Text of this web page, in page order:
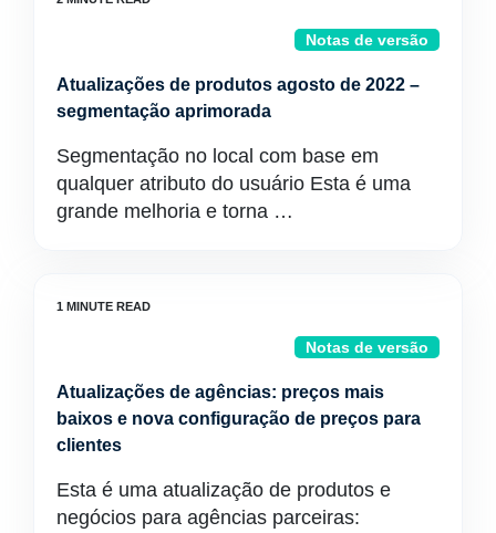
Notas de versão
Atualizações de produtos agosto de 2022 –
segmentação aprimorada
Segmentação no local com base em
qualquer atributo do usuário Esta é uma
grande melhoria e torna …
Notas de versão
Atualizações de agências: preços mais
baixos e nova configuração de preços para
clientes
Esta é uma atualização de produtos e
negócios para agências parceiras: